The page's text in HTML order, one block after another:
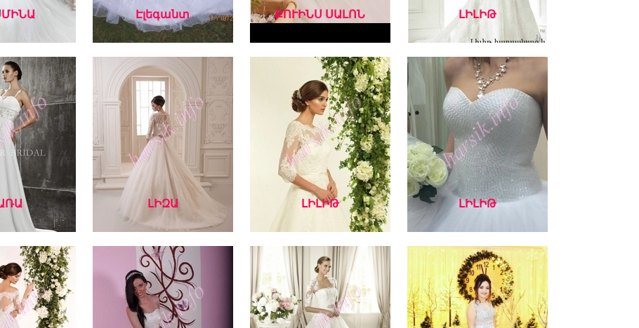
Էլեգանտ ՔՈՒԻՆՍ ՍԱԼՈՆ ԼԻԼԻԹ
ԼԻԶԱ ԼԻԼԻԹ ԼԻԼԻԹ